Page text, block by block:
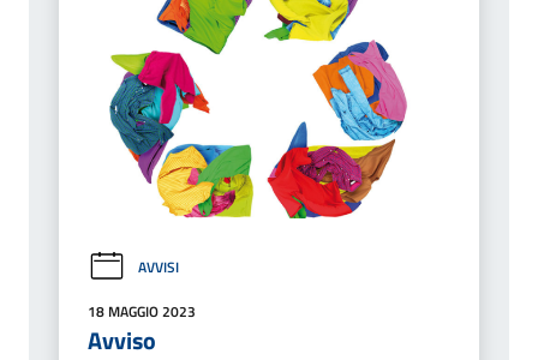
AVVISI
18 MAGGIO 2023
Avviso